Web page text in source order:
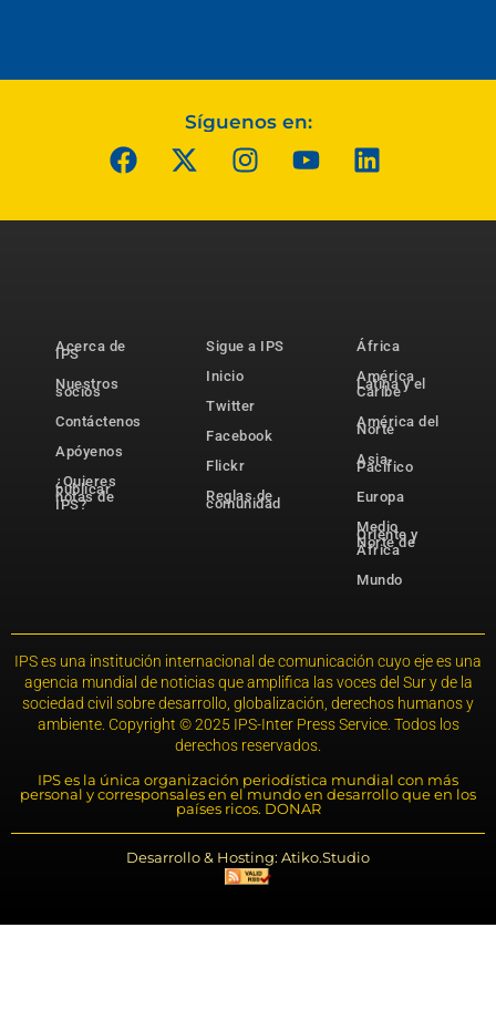
Síguenos en:
Acerca de
IPS
Nuestros
socios
Contáctenos
Apóyenos
¿Quieres
publicar
notas de
IPS?
Sigue a IPS
Inicio
Twitter
Facebook
Flickr
Reglas de
comunidad
África
América
Latina y el
Caribe
América del
Norte
Asia-
Pacífico
Europa
Medio
Oriente y
Norte de
África
Mundo
IPS es una institución internacional de comunicación cuyo eje es una
agencia mundial de noticias que amplifica las voces del Sur y de la
sociedad civil sobre desarrollo, globalización, derechos humanos y
ambiente. Copyright © 2025 IPS-Inter Press Service. Todos los
derechos reservados.
IPS es la única organización periodística mundial con más
personal y corresponsales en el mundo en desarrollo que en los
países ricos. DONAR
Desarrollo & Hosting: Atiko.Studio